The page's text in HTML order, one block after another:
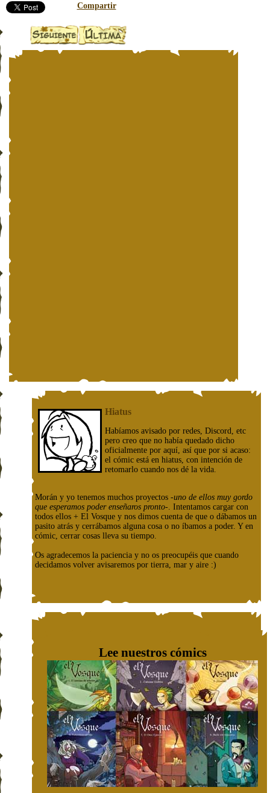
Compartir
Hiatus
Habíamos avisado por redes, Discord, etc
pero creo que no había quedado dicho
oficialmente por aquí, así que por si acaso:
el cómic está en hiatus, con intención de
retomarlo cuando nos dé la vida.
Morán y yo tenemos muchos proyectos -uno de ellos muy gordo
que esperamos poder enseñaros pronto- . Intentamos cargar con
todos ellos + El Vosque y nos dimos cuenta de que o dábamos un
pasito atrás y cerrábamos alguna cosa o no íbamos a poder. Y en
cómic, cerrar cosas lleva su tiempo.
Os agradecemos la paciencia y no os preocupéis que cuando
decidamos volver avisaremos por tierra, mar y aire :)
Lee nuestros cómics